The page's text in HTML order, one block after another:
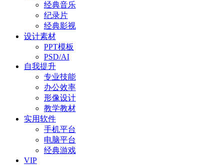
经典音乐
纪录片
经典影视
设计素材
PPT模板
PSD/AI
自我提升
专业技能
办公效率
形像设计
教学教材
实用软件
手机平台
电脑平台
经典游戏
VIP